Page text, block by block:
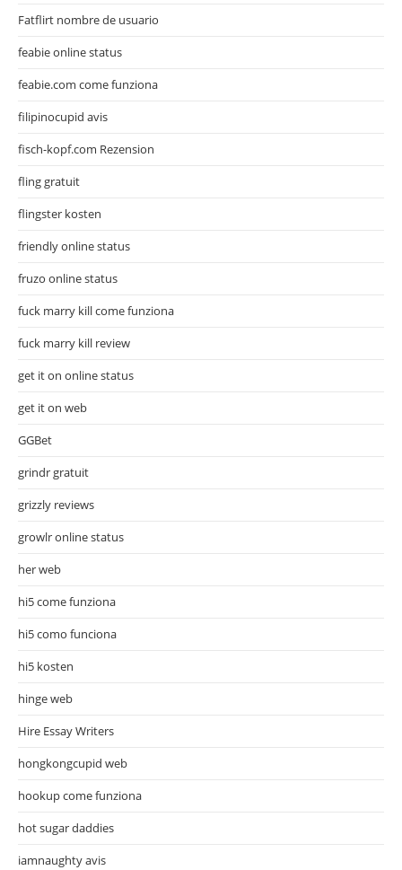
Fatflirt nombre de usuario
feabie online status
feabie.com come funziona
filipinocupid avis
fisch-kopf.com Rezension
fling gratuit
flingster kosten
friendly online status
fruzo online status
fuck marry kill come funziona
fuck marry kill review
get it on online status
get it on web
GGBet
grindr gratuit
grizzly reviews
growlr online status
her web
hi5 come funziona
hi5 como funciona
hi5 kosten
hinge web
Hire Essay Writers
hongkongcupid web
hookup come funziona
hot sugar daddies
iamnaughty avis